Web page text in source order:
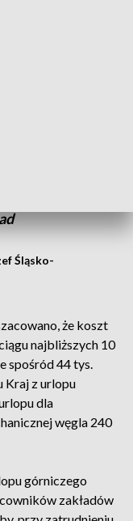
Śląsko-
że koszt
najbliższych 10
spośród 44 tys.
Kraj z urlopu
dla
węgla 240
górniczego
zakładów